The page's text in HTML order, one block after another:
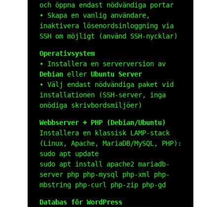
och öppna endast nödvändiga portar
• Skapa en vanlig användare,
inaktivera lösenordsinloggning via
SSH om möjligt (använd SSH-nycklar)
Operativsystem
• Installera en serverversion av
Debian eller Ubuntu Server
• Välj endast nödvändiga paket vid
installationen (SSH-server, inga
onödiga skrivbordsmiljöer)
Webbserver + PHP (Debian/Ubuntu)
Installera en klassisk LAMP-stack
(Linux, Apache, MariaDB/MySQL, PHP):
sudo apt update
sudo apt install apache2 mariadb-
server php php-mysql php-xml php-
mbstring php-curl php-zip php-gd
Databas för WordPress